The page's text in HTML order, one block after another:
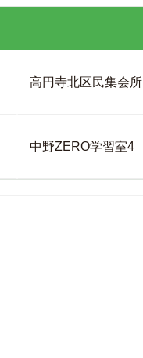
高円寺北区民集会所
中野ZERO学習室4